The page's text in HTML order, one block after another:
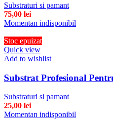
Substraturi si pamant
75,00 lei
Momentan indisponibil
Stoc epuizat
Quick view
Add to wishlist
Substrat Profesional
Substraturi si pamant
25,00 lei
Momentan indisponibil